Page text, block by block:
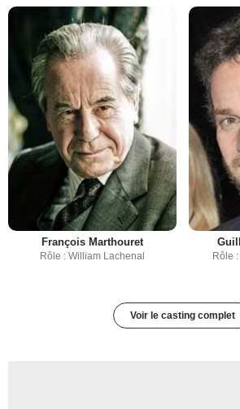
François Marthouret
Rôle : William Lachenal Rôle
Voir le casting complet